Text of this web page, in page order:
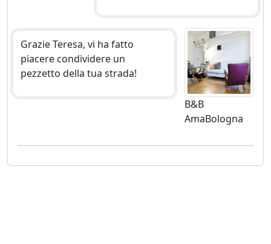
Grazie Teresa, vi ha fatto
piacere condividere un
pezzetto della tua strada!
B&B
AmaBologna